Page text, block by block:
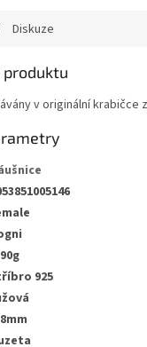
Diskuze
produktu
v originální krabičce
925